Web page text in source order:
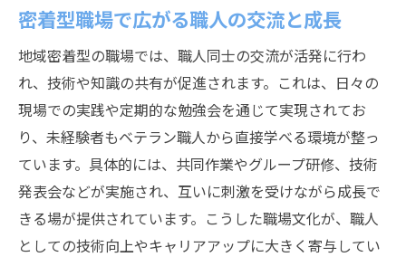
密着型職場で広がる職人の交流と成長
地域密着型の職場では、職人同士の交流が活発に行わ
れ、技術や知識の共有が促進されます。これは、日々の
現場での実践や定期的な勉強会を通じて実現されてお
り、未経験者もベテラン職人から直接学べる環境が整っ
ています。具体的には、共同作業やグループ研修、技術
発表会などが実施され、互いに刺激を受けながら成長で
きる場が提供されています。こうした職場文化が、職人
としての技術向上やキャリアアップに大きく寄与してい